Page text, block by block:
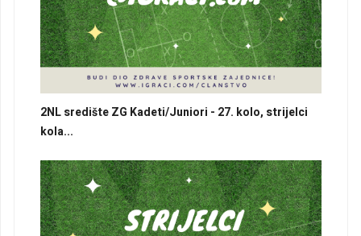
2NL središte ZG Kadeti/Juniori - 27. kolo, strijelci
kola...